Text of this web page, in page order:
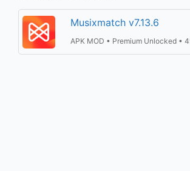
Musixmatch v7.13.6
APK MOD • Premium Unlocked •